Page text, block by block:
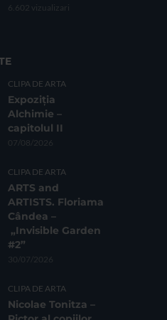
6.602 vizualizari
CLIPA DE ARTA
Expoziția
Alchimie –
capitolul II
07/08/2026
CLIPA DE ARTA
ARTS and
ARTISTS. Floriama
Cândea –
„Invisible Garden
#2”
30/07/2026
CLIPA DE ARTA
Nicolae Tonitza –